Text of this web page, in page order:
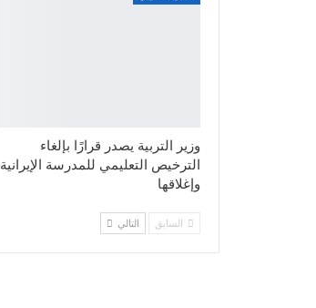
وزير التربية يصدر قرارًا بإلغاء
الترخيص التعليمي للمدرسة الإيرانية
وإغلاقها
السابق التالي